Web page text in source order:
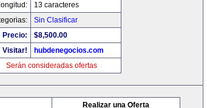
13 caracteres
Sin Clasificar
Precio:
$8,500.00
Visitar!
hubdenegocios.com
Serán consideradas ofertas
Realizar una Oferta